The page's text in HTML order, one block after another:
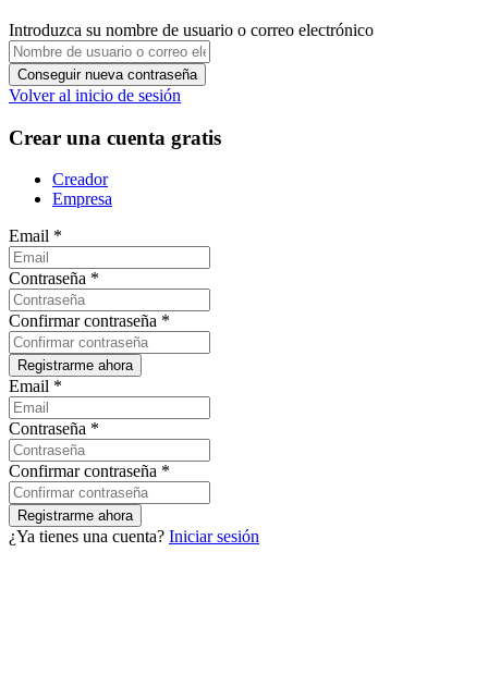
Introduzca su nombre de usuario o correo electrónico
Volver al inicio de sesión
Crear una cuenta gratis
Creador
Empresa
Email *
Contraseña *
Confirmar contraseña *
Email *
Contraseña *
Confirmar contraseña *
¿Ya tienes una cuenta? Iniciar sesión